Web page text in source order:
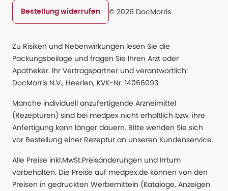
Bestellung widerrufen © 2026 DocMorris
Zu Risiken und Nebenwirkungen lesen Sie die
Packungsbeilage und fragen Sie Ihren Arzt oder
Apotheker. Ihr Vertragspartner und verantwortlich:
DocMorris N.V., Heerlen, KVK-Nr. 14066093
Manche individuell anzufertigende Arzneimittel
(Rezepturen) sind bei medpex nicht erhältlich bzw. ihre
Anfertigung kann länger dauern. Bitte wenden Sie sich
vor Bestellung einer Rezeptur an unseren Kundenservice.
Alle Preise inkl.MwSt.Preisänderungen und Irrtum
vorbehalten. Die Preise auf medpex.de können von den
Preisen in gedruckten Werbemitteln (Kataloge, Anzeigen